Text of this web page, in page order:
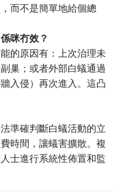
而不是簡單地給個總
咪冇效？
的原因有：上次治理未
巢；或者外部白蟻通過
入侵）再次進入。這凸
準確判斷白蟻活動的立
時間，讓蟻害擴散。複
士進行系統性佈置和監